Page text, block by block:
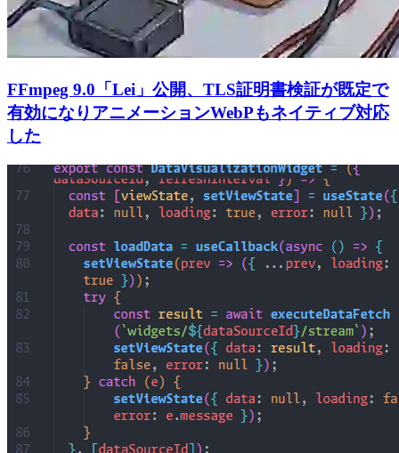
FFmpeg 9.0「Lei」公開、TLS証明書検証が既定で
有効になりアニメーションWebPもネイティブ対応
した